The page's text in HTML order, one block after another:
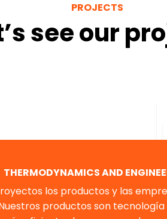
PROJECTS
see our
THERMODYNAMICS AND
los productos y las
productos son